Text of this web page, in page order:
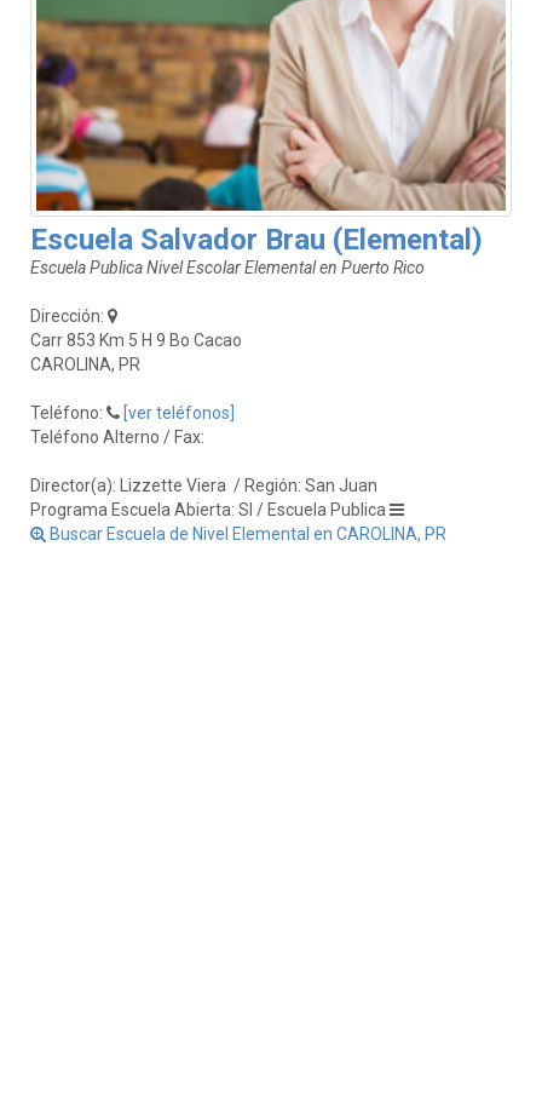
Escuela Salvador Brau (Elemental)
Escuela Publica Nivel Escolar Elemental en Puerto Rico
Dirección:
Carr 853 Km 5 H 9 Bo Cacao
CAROLINA, PR
Teléfono:
[ver teléfonos]
Teléfono Alterno / Fax:
Director(a): Lizzette Viera / Región: San Juan
Programa Escuela Abierta: SI / Escuela Publica
Buscar Escuela de Nivel Elemental en CAROLINA, PR